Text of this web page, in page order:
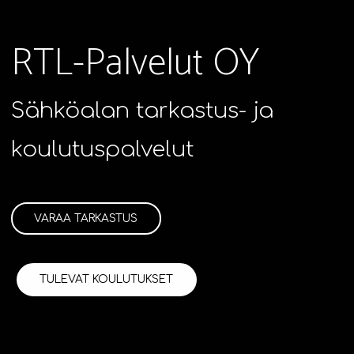
RTL-Palvelut OY
Sähköalan tarkastus- ja
koulutuspalvelut
VARAA TARKASTUS
TULEVAT KOULUTUKSET